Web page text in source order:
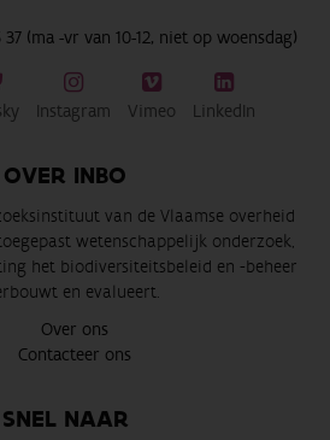
37 (ma -vr van 10-12, niet op woensdag)
Instagram Vimeo LinkedIn
OVER INBO
van de Vlaamse overheid
wetenschappelijk onderzoek,
het biodiversiteitsbeleid en -beheer
en evalueert.
Over ons
Contacteer ons
SNEL NAAR